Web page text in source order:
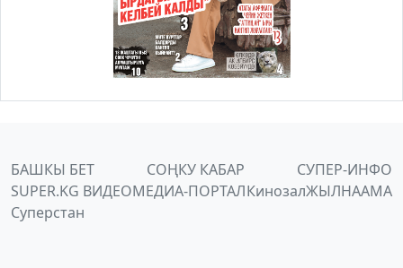
БАШКЫ БЕТ СОҢКУ КАБАР
СУПЕР-ИНФО
SUPER.KG ВИДЕОМЕДИА-ПОРТАЛКинозалЖЫЛНААМА
Суперстан